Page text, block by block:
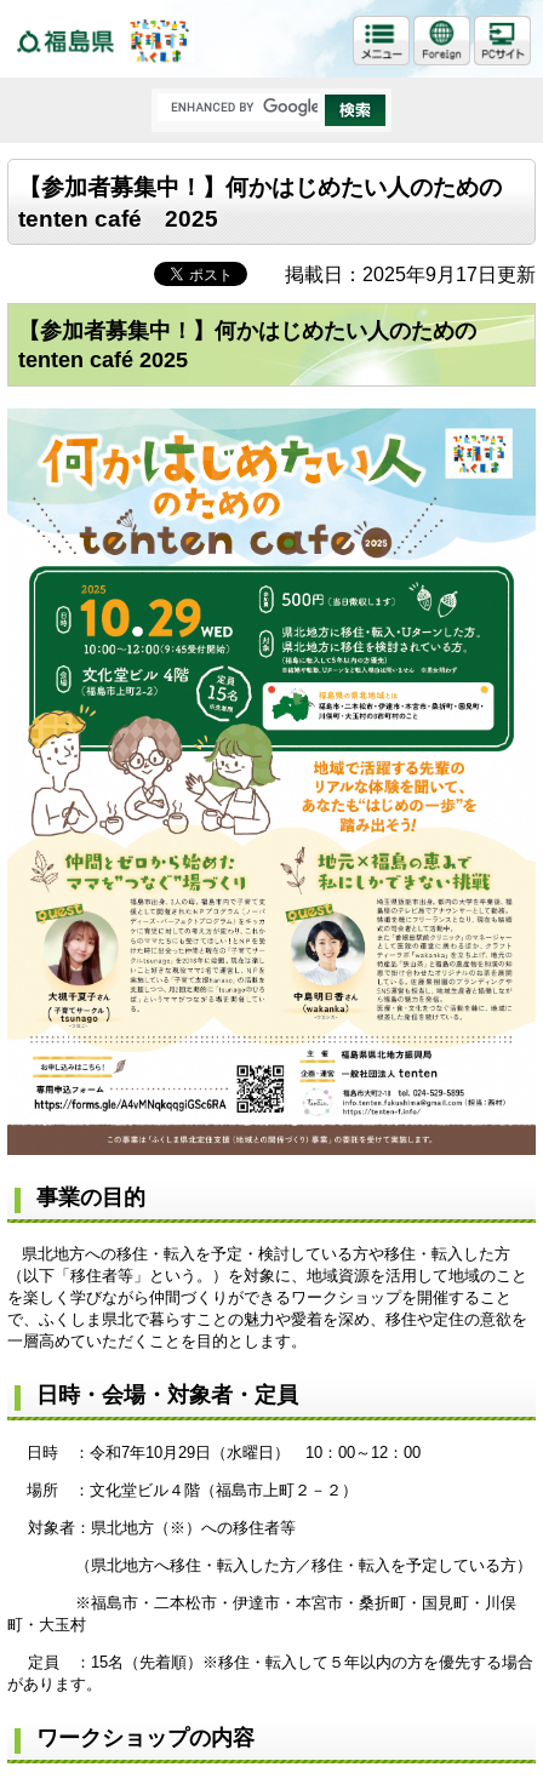
【参加者募集中！】何かはじめたい人のための
tenten café 2025
掲載日：2025年9月17日更新
【参加者募集中！】何かはじめたい人のための
tenten café 2025
事業の目的
県北地方への移住・転入を予定・検討している方や移住・転入した方
（以下「移住者等」という。）を対象に、地域資源を活用して地域のこと
を楽しく学びながら仲間づくりができるワークショップを開催すること
で、ふくしま県北で暮らすことの魅力や愛着を深め、移住や定住の意欲を
一層高めていただくことを目的とします。
日時・会場・対象者・定員
日時 ：令和7年10月29日（水曜日） 10：00～12：00
場所 ：文化堂ビル４階（福島市上町２－２）
対象者：県北地方（※）への移住者等
（県北地方へ移住・転入した方／移住・転入を予定している方）
※福島市・二本松市・伊達市・本宮市・桑折町・国見町・川俣
町・大玉村
定員 ：15名（先着順）※移住・転入して５年以内の方を優先する場合
があります。
ワークショップの内容